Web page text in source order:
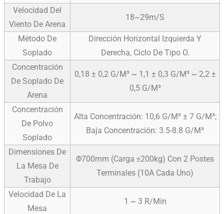
Velocidad Del
Viento De Arena
18~29m/s
Método De
Soplado
Dirección Horizontal Izquierda Y
Derecha, Ciclo De Tipo O.
Concentración
De Soplado De
Arena
0,18 ± 0,2 G/m³ ~ 1,1 ± 0,3 G/m³ ~ 2,2 ±
0,5 G/m³
Concentración
De Polvo
Soplado
Alta Concentración: 10,6 G/m³ ± 7 G/m³;
Baja Concentración: 3.5-8.8 G/m³
Dimensiones De
La Mesa De
Trabajo
Φ700mm (carga ≤200kg) Con 2 Postes
Terminales (10A Cada Uno)
Velocidad De La
Mesa
1 ~ 3 R/min